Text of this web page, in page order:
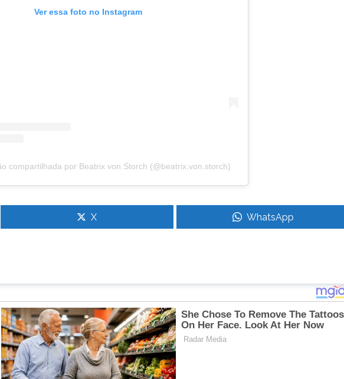
Ver essa foto no Instagram
compartilhada por Beatrix von Storch (@beatrix.von.storch)
X WhatsApp